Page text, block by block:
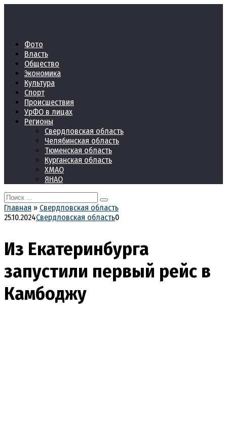
Фото
Власть
Общество
Экономика
Культура
Спорт
Происшествия
УрФО в лицах
Регионы
Свердловская область
Челябинская область
Тюменская область
Курганская область
ХМАО
ЯНАО
Search
for:
Главная » Свердловская область
25.10.2024Свердловская область0
Из Екатеринбурга
запустили первый рейс в
Камбоджу